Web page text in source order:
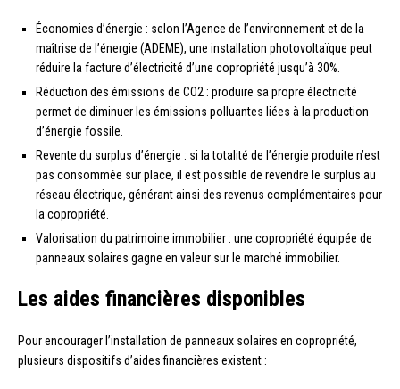
Économies d’énergie : selon l’Agence de l’environnement et de la
maîtrise de l’énergie (ADEME), une installation photovoltaïque peut
réduire la facture d’électricité d’une copropriété jusqu’à 30%.
Réduction des émissions de CO2 : produire sa propre électricité
permet de diminuer les émissions polluantes liées à la production
d’énergie fossile.
Revente du surplus d’énergie : si la totalité de l’énergie produite n’est
pas consommée sur place, il est possible de revendre le surplus au
réseau électrique, générant ainsi des revenus complémentaires pour
la copropriété.
Valorisation du patrimoine immobilier : une copropriété équipée de
panneaux solaires gagne en valeur sur le marché immobilier.
Les aides financières disponibles
Pour encourager l’installation de panneaux solaires en copropriété,
plusieurs dispositifs d’aides financières existent :